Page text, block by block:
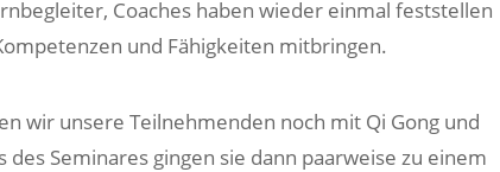
Coaches haben wieder einmal feststellen
und Fähigkeiten mitbringen.
wir unsere Teilnehmenden noch mit Qi Gong und
Seminares gingen sie dann paarweise zu einem